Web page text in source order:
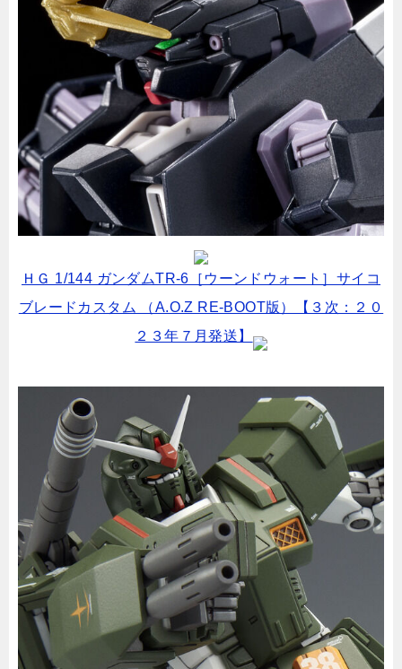
ＨＧ 1/144 ガンダムTR-6［ウーンドウォート］サイコ
ブレードカスタム （A.O.Z RE-BOOT版）【３次：２０
２３年７月発送】